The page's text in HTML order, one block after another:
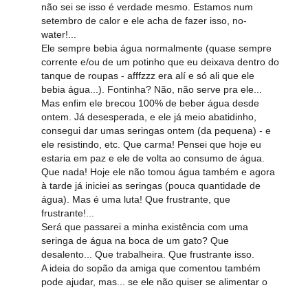
não sei se isso é verdade mesmo. Estamos num
setembro de calor e ele acha de fazer isso, no-
water!...
Ele sempre bebia água normalmente (quase sempre
corrente e/ou de um potinho que eu deixava dentro do
tanque de roupas - afffzzz era alí e só ali que ele
bebia água...). Fontinha? Não, não serve pra ele...
Mas enfim ele brecou 100% de beber água desde
ontem. Já desesperada, e ele já meio abatidinho,
consegui dar umas seringas ontem (da pequena) - e
ele resistindo, etc. Que carma! Pensei que hoje eu
estaria em paz e ele de volta ao consumo de água.
Que nada! Hoje ele não tomou água também e agora
à tarde já iniciei as seringas (pouca quantidade de
água). Mas é uma luta! Que frustrante, que
frustrante!...
Será que passarei a minha existência com uma
seringa de água na boca de um gato? Que
desalento... Que trabalheira. Que frustrante isso.
A ideia do sopão da amiga que comentou também
pode ajudar, mas... se ele não quiser se alimentar o